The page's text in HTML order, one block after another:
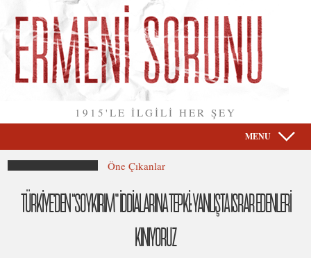
1915'LE İLGİLİ HER ŞEY
MENU
Öne Çıkanlar
TÜRKİYE’DEN “SOYKIRIM” İDDİALARINA TEPKİ: YANLIŞTA ISRAR EDENLERİ
KINIYORUZ